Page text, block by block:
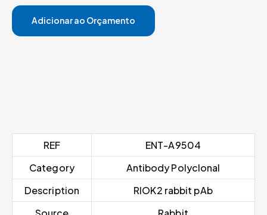
Adicionar ao Orçamento
REF
ENT-A9504
Category
Antibody Polyclonal
Description
RIOK2 rabbit pAb